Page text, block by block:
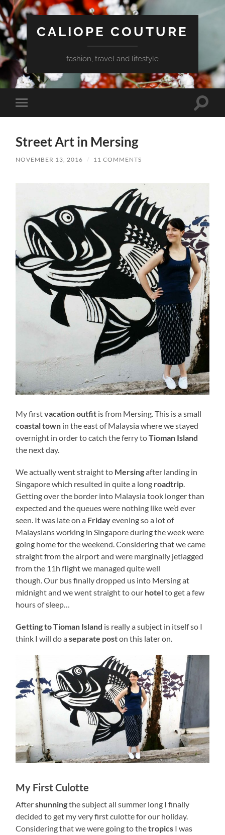
CALIOPE COUTURE
fashion, travel and lifestyle
Toggle
mobile
Toggle
Street Art in Mersing
NOVEMBER 13, 2016 / 11 COMMENTS
My firstvacation outfit is from Mersing. This is a small
coastal town in the east of Malaysia where we stayed
overnight in order to catch the ferry toTioman Island
the next day.
We actually went straight to Mersingafter landing in
Singapore which resulted in quite a long roadtrip
Getting over the border into Malaysia took longer than
expected and the queues were nothing like we’d ever
seen. It was late on a Fridayevening so a lot of
Malaysians working in Singapore during the week were
going home for the weekend. Considering that we came
straight from the airport and were marginally jetlagged
from the 11h flight we managed quite well
though. Our bus finally dropped us into Mersing at
midnight and we went straight to our hotelto get a few
hours of sleep…
Getting toTioman Island is really a subject in itself so I
think I will do aseparate poston this later on.
My First Culotte
Aftershunningthe subject all summer long I finally
decided to get my very first culotte for our holiday.
Considering that we were going to thetropics I was